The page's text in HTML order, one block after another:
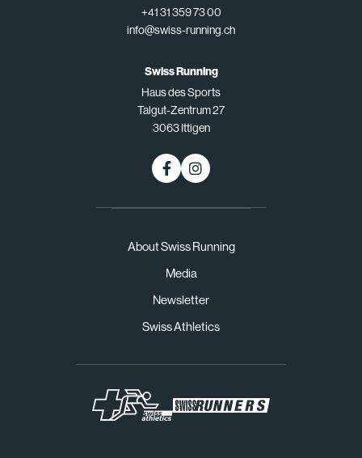
About Swiss Running
Media
Newsletter
Swiss Athletics
+41 31 359 73 00
info@swiss-running.ch
Swiss Running
Haus des Sports
Talgut-Zentrum 27
3063 Ittigen